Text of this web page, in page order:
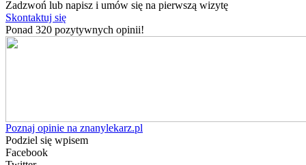
Zadzwoń lub napisz i umów się na pierwszą wizytę
Skontaktuj się
Ponad 320 pozytywnych opinii!
Poznaj opinie na znanylekarz.pl
Podziel się wpisem
Facebook